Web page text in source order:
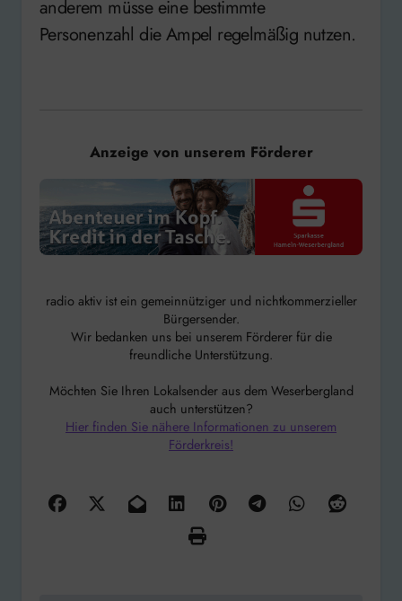
anderem müsse eine bestimmte
Personenzahl die Ampel regelmäßig nutzen.
Anzeige von unserem Förderer
radio aktiv ist ein gemeinnütziger und nichtkommerzieller
Bürgersender.
Wir bedanken uns bei unserem Förderer für die
freundliche Unterstützung.
Möchten Sie Ihren Lokalsender aus dem Weserbergland
auch unterstützen?
Hier finden Sie nähere Informationen zu unserem
Förderkreis!